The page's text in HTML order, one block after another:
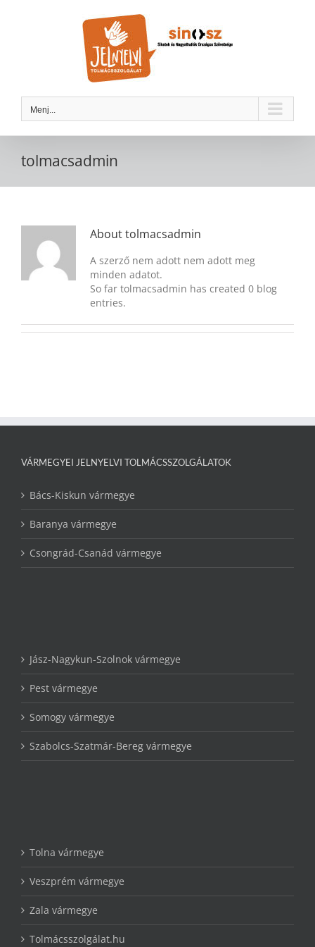
Menj...
tolmacsadmin
Abouttolmacsadmin
A szerző nem adott nem adott meg
minden adatot.
So far tolmacsadmin has created 0 blog
entries.
VÁRMEGYEI JELNYELVI TOLMÁCSSZOLGÁLATOK
Bács-Kiskun vármegye
Baranya vármegye
Csongrád-Csanád vármegye
Jász-Nagykun-Szolnok vármegye
Pest vármegye
Somogy vármegye
Szabolcs-Szatmár-Bereg vármegye
Tolna vármegye
Veszprém vármegye
Zala vármegye
Tolmácsszolgálat.hu